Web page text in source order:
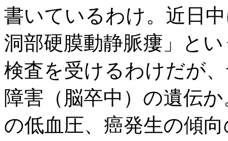
書いているわけ。近日
洞部硬膜動静脈瘻」と
検査を受けるわけだが
障害（脳卒中）の遺伝
の低血圧、癌発生の傾